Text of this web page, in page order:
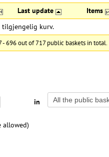
Last update Items
- 696 out of 717 public baskets in total.
kurv.
in
allowed)